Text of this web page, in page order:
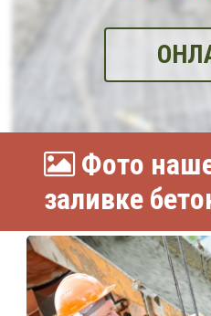
Фото
заливке